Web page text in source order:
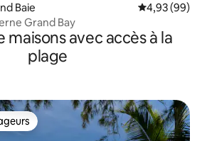
Baie Évaluation
4,93 (99)
Grand Bay
maisons avec accès à la
plage